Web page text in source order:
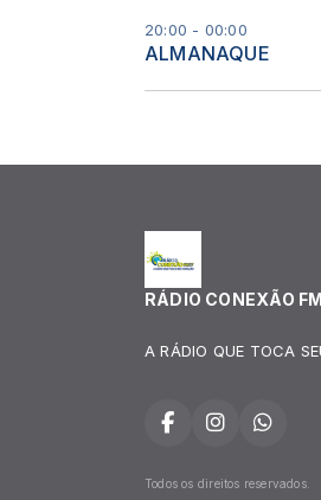
20:00 - 00:00
ALMANAQUE
RÁDIO CONEXÃO
A RÁDIO QUE TOCA
Todos os direitos reservados.